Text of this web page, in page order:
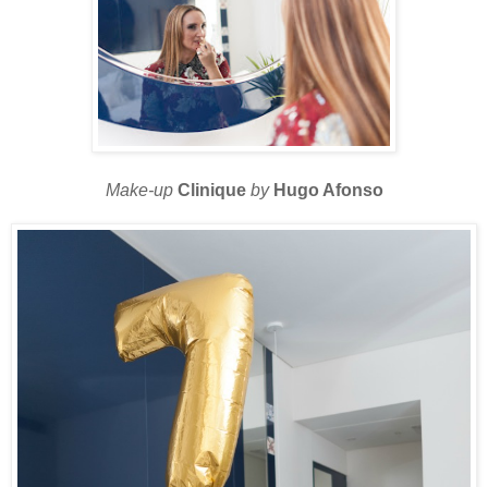
Make-up Clinique by Hugo Afonso